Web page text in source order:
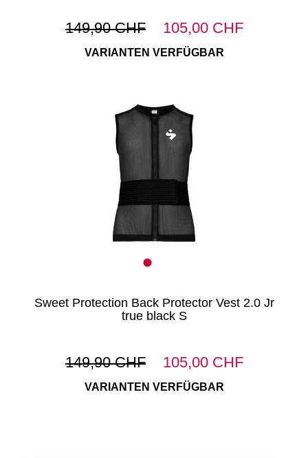
149,90 CHF 105,00 CHF
VARIANTEN VERFÜGBAR
Sweet Protection Back Protector Vest 2.0 Jr
true black S
149,90 CHF 105,00 CHF
VARIANTEN VERFÜGBAR